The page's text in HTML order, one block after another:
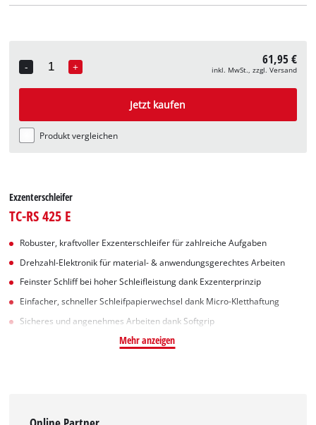
-
Quantity
+ 61,95 €
inkl. MwSt., zzgl. Versand
Jetzt kaufen
Produkt vergleichen
Exzenterschleifer
TC-RS 425 E
Robuster, kraftvoller Exzenterschleifer für zahlreiche Aufgaben
Drehzahl-Elektronik für material- & anwendungsgerechtes Arbeiten
Feinster Schliff bei hoher Schleifleistung dank Exzenterprinzip
Einfacher, schneller Schleifpapierwechsel dank Micro-Kletthaftung
Sicheres und angenehmes Arbeiten dank Softgrip
Mehr anzeigen